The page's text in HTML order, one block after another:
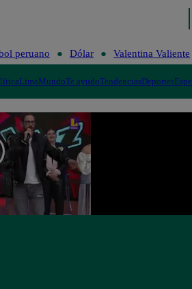
Me
peruano Dólar Valentina Valiente
LimaMundoTe ayudoTendenciasDeportes